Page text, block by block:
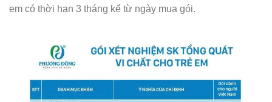
em có thời hạn 3 tháng kể từ ngày mua gói.